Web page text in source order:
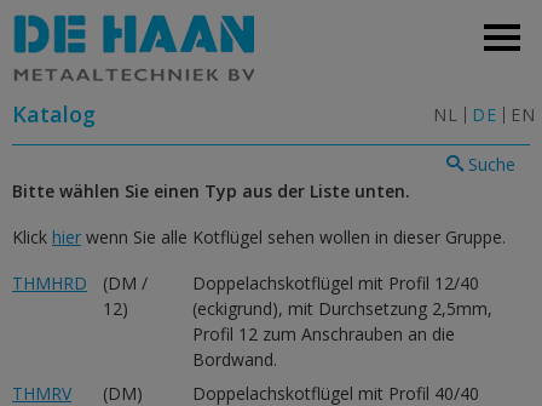
NL DE EN
Katalog
Suche
Bitte wählen Sie einen Typ aus der Liste unten.
Klick hier wenn Sie alle Kotflügel sehen wollen in dieser Gruppe.
THMHRD
(DM /
12)
Doppelachskotflügel mit Profil 12/40
(eckigrund), mit Durchsetzung 2,5mm,
Profil 12 zum Anschrauben an die
Bordwand.
THMRV
(DM)
Doppelachskotflügel mit Profil 40/40